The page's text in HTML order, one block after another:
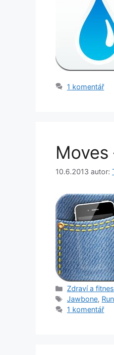
1 komentář
10.6.2013 autor:
Rubriky
Zdraví a
Štítky
Jawbone,
1 komentář